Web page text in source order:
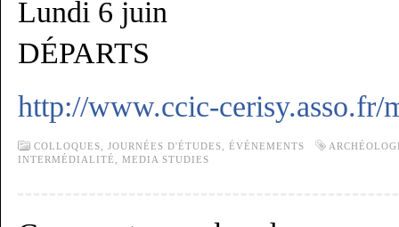
Lundi 6 juin
DÉPARTS
http://www.ccic-cerisy.asso.fr/
COLLOQUES, JOURNÉES D'ÉTUDES, ÉVÉNEMENTS
INTERMÉDIALITÉ
MEDIA STUDIES